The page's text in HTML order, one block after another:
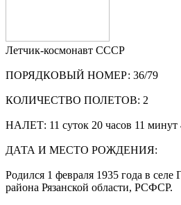
Летчик-космонавт СССР
ПОРЯДКОВЫЙ НОМЕР: 36/79
КОЛИЧЕСТВО ПОЛЕТОВ: 2
НАЛЕТ: 11 суток 20 часов 11 минут
ДАТА И МЕСТО РОЖДЕНИЯ:
Родился 1 февраля 1935 года в
района Рязанской области, РСФСР.